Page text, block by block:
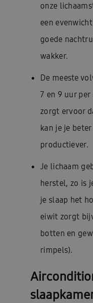
onze
een
goede
wakker.
De meeste
7 en 9 uur
zorgt ervoor
kan je je
productiever.
Je lichaam
herstel, zo is
je slaap het
eiwit zorgt
botten en
rimpels).